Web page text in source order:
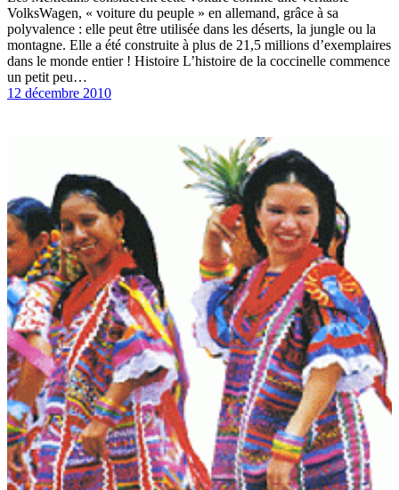
VolksWagen, « voiture du peuple » en allemand, grâce à sa
polyvalence : elle peut être utilisée dans les déserts, la jungle ou la
montagne. Elle a été construite à plus de 21,5 millions d’exemplaires
dans le monde entier ! Histoire L’histoire de la coccinelle commence
un petit peu…
12 décembre 2010